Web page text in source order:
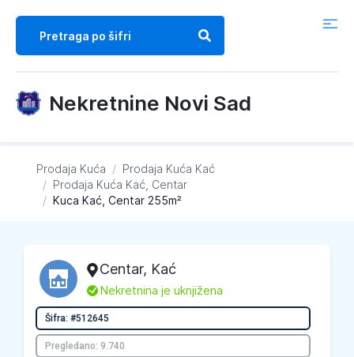
Nekretnine Novi Sad
Prodaja Kuća / Prodaja Kuća Kać
/ Prodaja Kuća Kać, Centar
/ Kuca Kać, Centar 255m²
Centar, Kać
L Nekretnina je uknjižena
Šifra: #512645
Pregledano: 9.740